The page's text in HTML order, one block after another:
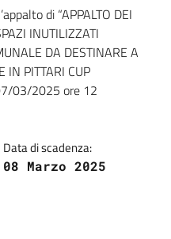
di “APPALTO DEI
INUTILIZZATI
DA DESTINARE A
IN PITTARI CUP
03/2025 ore 12
Data di scadenza:
08 Marzo 2025